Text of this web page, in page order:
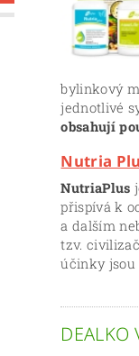
bylinkový
jednotlivé
obsahují
Nutria
NutriaPlus
přispívá k
a dalším
tzv.
účinky jsou
DEALKO